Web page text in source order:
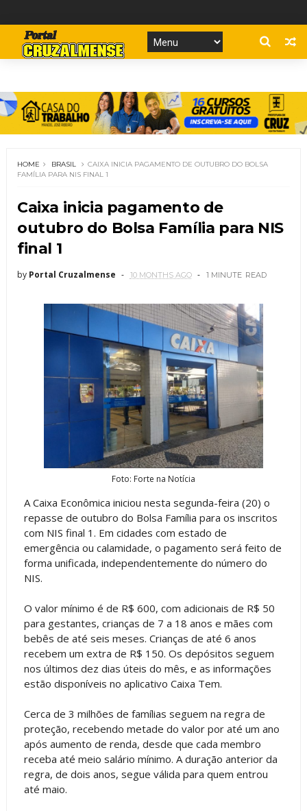
HOME BRASIL
CAIXA INICIA PAGAMENTO DE OUTUBRO DO BOLSA
FAMÍLIA PARA NIS FINAL 1
Caixa inicia pagamento de
outubro do Bolsa Família para NIS
final 1
by Portal Cruzalmense 10 MONTHS AGO 1 MINUTE READ
Foto: Forte na Notícia
A Caixa Econômica iniciou nesta segunda-feira (20) o
repasse de outubro do Bolsa Família para os inscritos
com NIS final 1. Em cidades com estado de
emergência ou calamidade, o pagamento será feito de
forma unificada, independentemente do número do
NIS.
O valor mínimo é de R$ 600, com adicionais de R$ 50
para gestantes, crianças de 7 a 18 anos e mães com
bebês de até seis meses. Crianças de até 6 anos
recebem um extra de R$ 150. Os depósitos seguem
nos últimos dez dias úteis do mês, e as informações
estão disponíveis no aplicativo Caixa Tem.
Cerca de 3 milhões de famílias seguem na regra de
proteção, recebendo metade do valor por até um ano
após aumento de renda, desde que cada membro
receba até meio salário mínimo. A duração anterior da
regra, de dois anos, segue válida para quem entrou
até maio.